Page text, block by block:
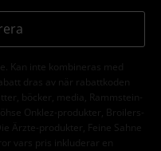
Kan inte kombineras med
dras av när rabattkoden
böcker, media, Rammstein-
Onklez-produkter, Broilers-
Ärzte-produkter, Feine Sahne
vars pris inkluderar en